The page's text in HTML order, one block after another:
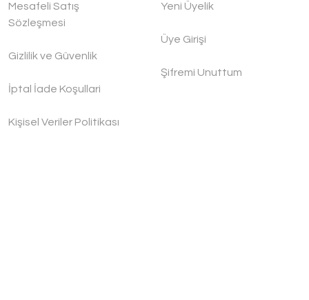
Mesafeli Satış
Sözleşmesi
Gizlilik ve Güvenlik
İptal İade Koşullari
Kişisel Veriler Politikası
Yeni Üyelik
Üye Girişi
Şifremi Unuttum